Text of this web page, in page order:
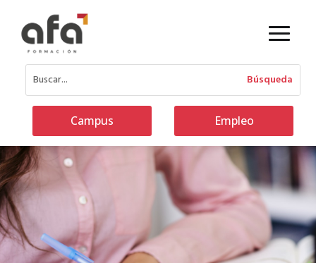
Campus Empleo